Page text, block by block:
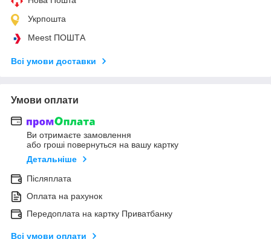
Укрпошта
Meest ПОШТА
Всі умови доставки
Умови оплати
Ви отримаєте замовлення
або гроші повернуться на вашу картку
Детальніше
Післяплата
Оплата на рахунок
Передоплата на картку Приватбанку
Всі умови оплати